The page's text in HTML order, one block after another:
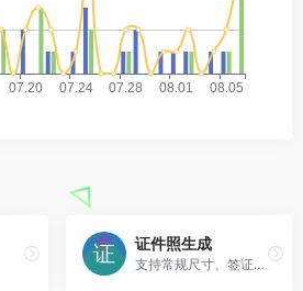
证件照生成
支持常规尺寸、签证等在线制作